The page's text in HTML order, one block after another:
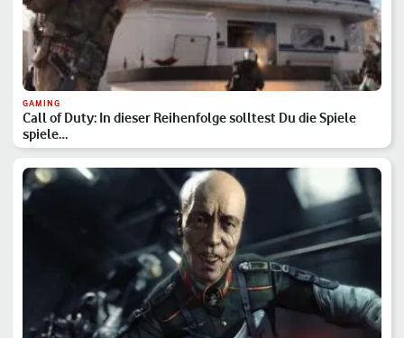
GAMING
Call of Duty: In dieser Reihenfolge solltest Du die Spiele
spiele…